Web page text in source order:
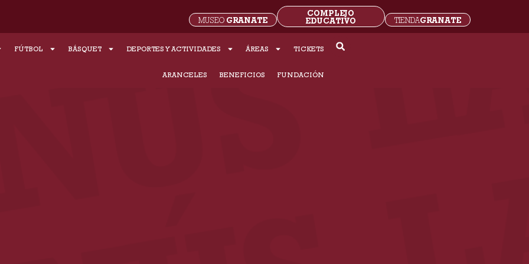
TIENDAGRANATE
COMPLEJO
EDUCATIVO
MUSEO GRANATE
FÚTBOL BÁSQUET DEPORTES Y ACTIVIDADES ÁREAS TICKETS
ARANCELES BENEFICIOS FUNDACIÓN